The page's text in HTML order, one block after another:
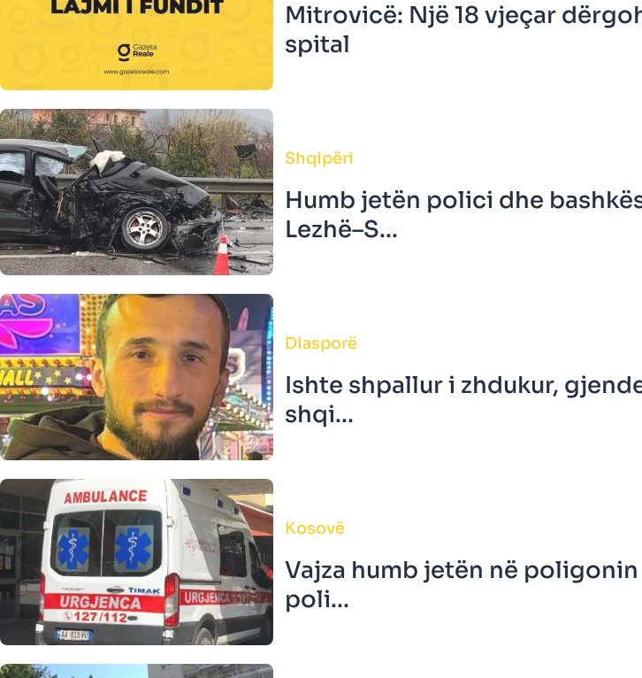
Mitrovicë: Një 18 vjeçar
spital
Shqipëri
Humb jetën polici dhe
Lezhë–S...
Diasporë
Ishte shpallur i zhdukur,
shqi...
Kosovë
Vajza humb jetën në
poli...